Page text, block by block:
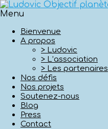
Menu
Bienvenue
A propos
> Ludovic
> L’association
> Les partenaires
Nos défis
Nos projets
Soutenez-nous
Blog
Press
Contact